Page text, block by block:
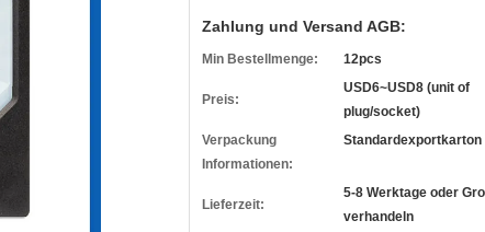
Zahlung und Versand AGB:
Min Bestellmenge: 12pcs
Preis:
USD6~USD8 (unit of
plug/socket)
Verpackung
Informationen:
Standardexportkarton
Lieferzeit:
5-8 Werktage oder
verhandeln